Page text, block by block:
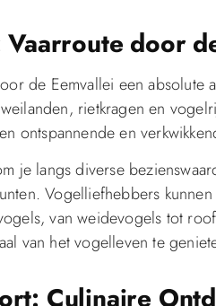
door
de Eemvallei een absolute
rietkragen en
ontspannende en
je langs diverse
Vogelliefhebbers
van weidevogels tot
van het vogelleven te
Culinaire